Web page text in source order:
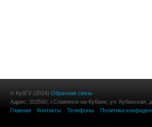
© КубГУ (2024) Обратная связь
Адрес: 353560, г.Славянск-на-Кубани, ул. Кубанская,
Главная
Контакты Телефоны Политика